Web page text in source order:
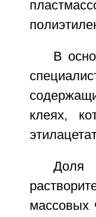
В
клеях,
Доля
массовых